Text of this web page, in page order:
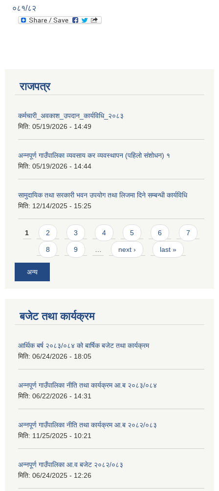
०८१/८२
राजपत्र
कर्मचारी_अवकाश_उपदान_कार्यविधि_२०८३
मिति: 05/19/2026 - 14:49
अन्नपूर्ण गाउँपालिका व्यवसाय कर व्यवस्थापन (पहिलो संशोधन) १
मिति: 05/19/2026 - 14:44
सामुदायिक तथा सरकारी भवन उपयोग तथा लिजमा दिने सम्बन्धी कार्यविधि
मिति: 12/14/2025 - 15:25
Pages
1 2 3 4 5 6 7
8 9 next › last »
अन्य
बजेट तथा कार्यक्रम
आर्थिक बर्ष २०८३/०८४ को बार्षिक बजेट तथा कार्यक्रम
मिति: 06/24/2026 - 18:05
अन्नपूर्ण गाउँपालिका नीति तथा कार्यक्रम आ.ब २०८३/०८४
मिति: 06/22/2026 - 14:31
अन्नपूर्ण गाउँपालिका नीति तथा कार्यक्रम आ.ब २०८२/०८३
मिति: 11/25/2025 - 10:21
अन्नपूर्ण गाउँपालिका आ.व बजेट २०८२/०८३
मिति: 06/24/2025 - 12:26